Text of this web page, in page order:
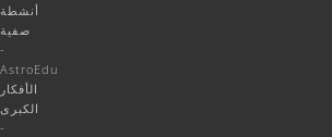
أنشطة
صفية
-
AstroEdu
الأفكار
الكبرى
-